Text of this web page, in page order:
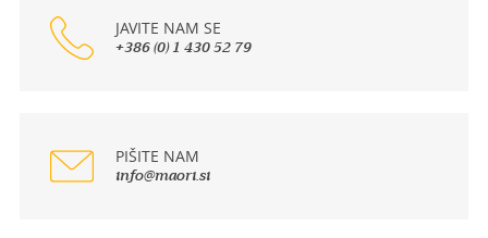
JAVITE NAM SE
+386 (0) 1 430 52 79
PIŠITE NAM
info@maori.si